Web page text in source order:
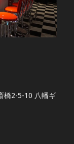
橋2-5-10 八幡ギ